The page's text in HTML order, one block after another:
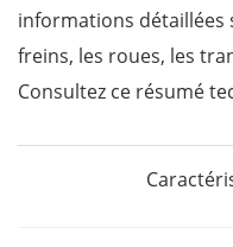
informations détaillées
freins, les roues, les
Consultez ce résumé